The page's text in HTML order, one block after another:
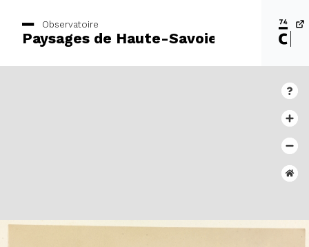
Paysages de Haute-Savoie
Observatoire